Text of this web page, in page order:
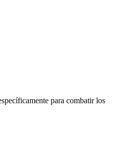
para combatir los